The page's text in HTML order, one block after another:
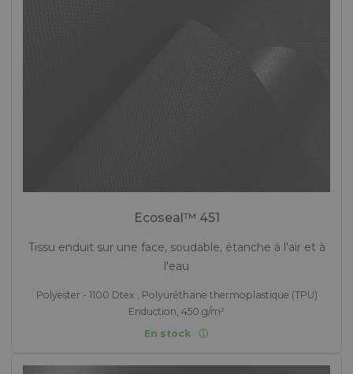
Ecoseal™ 451
Tissu enduit sur une face, soudable, étanche à l'air et à
l'eau
Polyester - 1100 Dtex , Polyuréthane thermoplastique (TPU)
Enduction, 450 g/m²
En stock